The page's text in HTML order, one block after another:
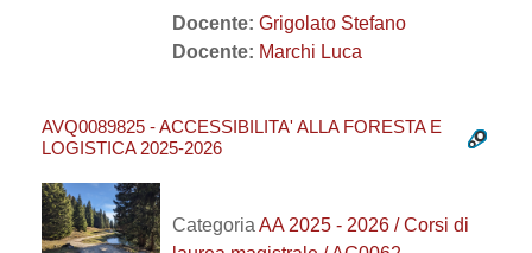
Docente: Grigolato Stefano
Docente: Marchi Luca
AVQ0089825 - ACCESSIBILITA' ALLA FORESTA E
LOGISTICA 2025-2026
Categoria AA 2025 - 2026 / Corsi di